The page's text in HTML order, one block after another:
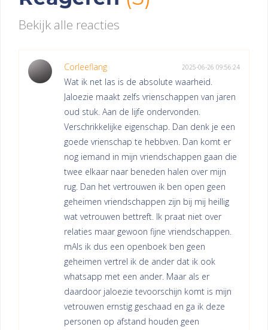
Bekijk alle reacties
Corleeflang 2025-06-26 09:56:24
Wat ik net las is de absolute waarheid.
Jaloezie maakt zelfs vrienschappen van jaren
oud stuk. Aan de lijfe ondervonden.
Verschrikkelijke eigenschap. Dan denk je een
goede vrienschap te hebbven. Dan komt er
nog iemand in mijn vriendschappen gaan die
twee elkaar naar beneden halen over mijn
rug. Dan het vertrouwen ik ben open geen
geheimen vriendschappen zijn bij mij heillig
wat vetrouwen bettreft. Ik praat niet over
relaties maar gewoon fijne vriendschappen.
mAls ik dus een openboek ben geen
geheimen vertrel ik de ander dat ik ook
whatsapp met een ander. Maar als er
daardoor jaloezie tevoorschijn komt is mijn
vetrouwen ernstig geschaad en ga ik deze
personen op afstand houden geen